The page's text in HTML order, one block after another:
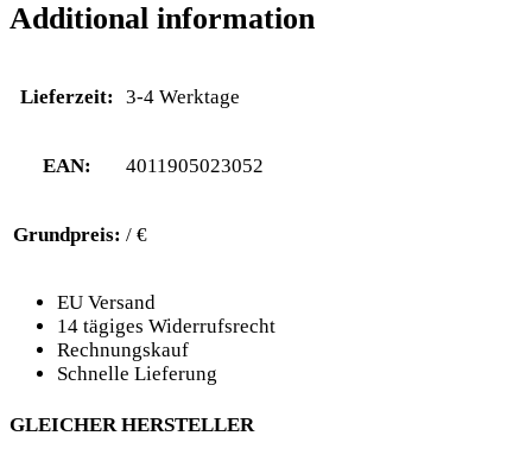
Additional information
Lieferzeit: 3-4 Werktage
EAN: 4011905023052
Grundpreis: / €
EU Versand
14 tägiges Widerrufsrecht
Rechnungskauf
Schnelle Lieferung
GLEICHER HERSTELLER